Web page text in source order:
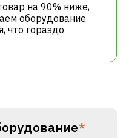
на 90% ниже,
оборудование
что гораздо
*